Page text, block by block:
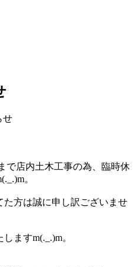
せ
で店内土木工事の為、臨時休
。
た方は誠に申し訳ございませ
ますm(._.)m。